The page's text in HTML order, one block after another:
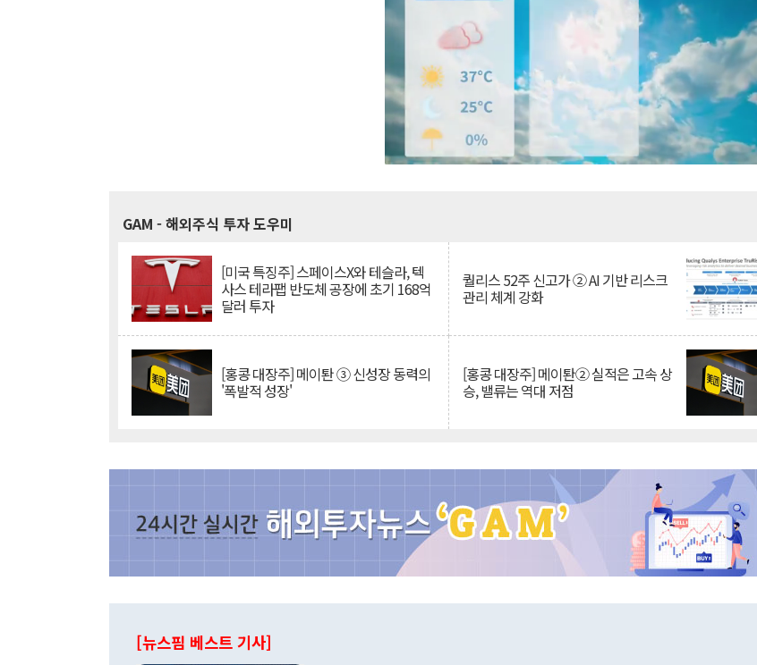
GAM - 해외주식 투자 도우미
[미국 특징주] 스페이스X와 테슬라, 텍
사스 테라팹 반도체 공장에 초기 168억
달러 투자
퀄리스 52주 신고가 ② AI 기반 리스크
관리 체계 강화
[홍콩 대장주] 메이퇀 ③ 신성장 동력의
'폭발적 성장'
[홍콩 대장주] 메이퇀② 실적은 고속 상
승, 밸류는 역대 저점
[뉴스핌 베스트 기사]